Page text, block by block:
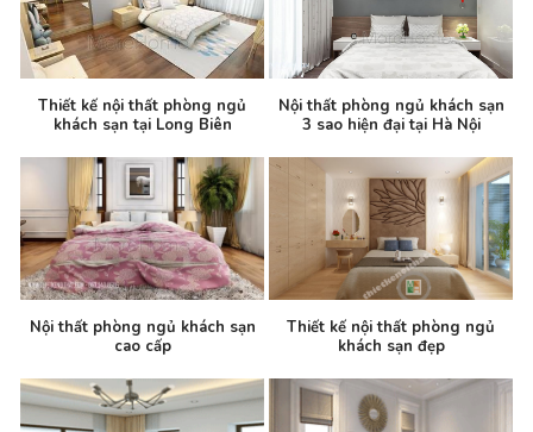
Thiết kế nội thất phòng ngủ
khách sạn tại Long Biên
Nội thất phòng ngủ khách sạn
3 sao hiện đại tại Hà Nội
Nội thất phòng ngủ khách sạn
cao cấp
Thiết kế nội thất phòng ngủ
khách sạn đẹp